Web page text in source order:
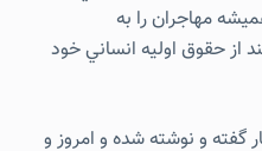
مهاجران را به
از حقوق اوليه انساني خود
گفته و نوشته شده و امروز و